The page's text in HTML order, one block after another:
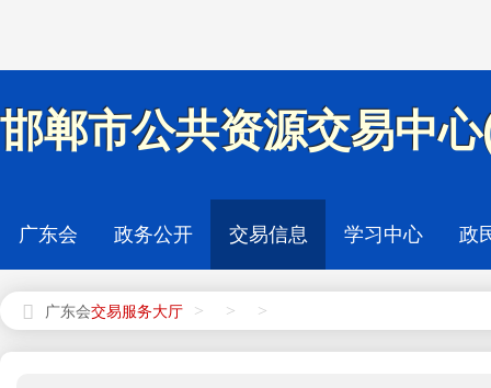
邯郸市公共资源交易中
广东会 政务公开 交易信息 学习中心 政
广东会 > > >